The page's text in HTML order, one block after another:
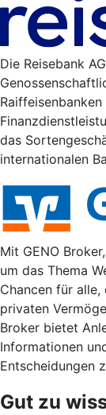
Die Reisebank
das
internationalen
Mit GENO
um das Thema
Chancen für
privaten
Broker bietet
Informationen
Entscheidungen
Gut zu